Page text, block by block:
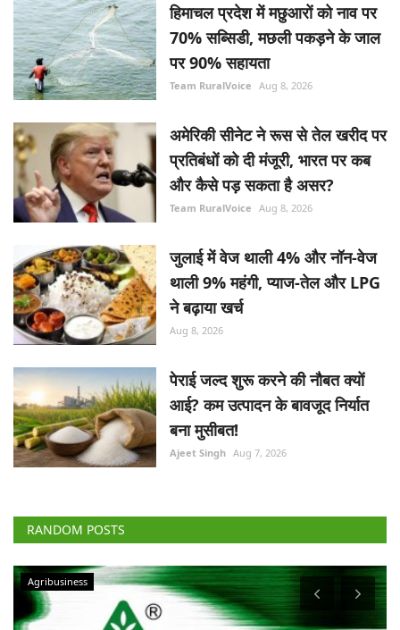
हिमाचल प्रदेश में मछुआरों को नाव पर
70% सब्सिडी, मछली पकड़ने के जाल
पर 90% सहायता
Team RuralVoice Aug 8, 2026
अमेरिकी सीनेट ने रूस से तेल खरीद पर
प्रतिबंधों को दी मंजूरी, भारत पर कब
और कैसे पड़ सकता है असर?
Team RuralVoice Aug 8, 2026
जुलाई में वेज थाली 4% और नॉन-वेज
थाली 9% महंगी, प्याज-तेल और LPG
ने बढ़ाया खर्च
Aug 8, 2026
पेराई जल्द शुरू करने की नौबत क्यों
आई? कम उत्पादन के बावजूद निर्यात
बना मुसीबत!
Ajeet Singh Aug 7, 2026
RANDOM POSTS
Agribusiness